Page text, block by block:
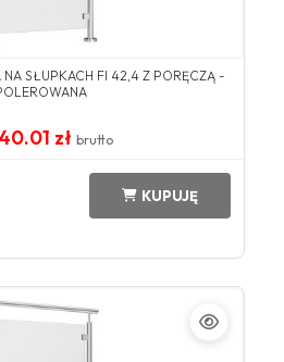
NA SŁUPKACH FI 42,4 Z PORĘCZĄ -
zł brutto
KUPUJĘ